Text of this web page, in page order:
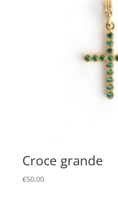
Croce grande
€50,00